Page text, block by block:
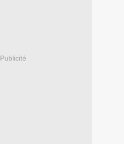
Publicité